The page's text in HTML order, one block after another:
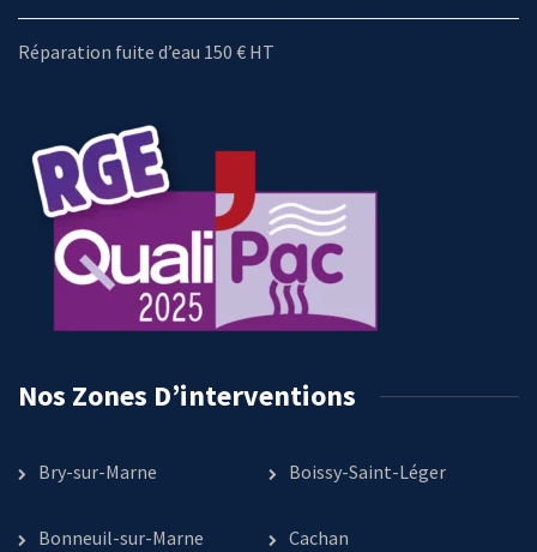
Réparation fuite d’eau 150 € HT
Nos Zones D’interventions
Bry-sur-Marne Boissy-Saint-Léger
Bonneuil-sur-Marne Cachan